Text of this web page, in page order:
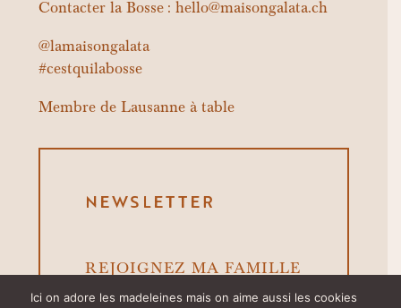
Contacter la Bosse : hello@maisongalata.ch
@lamaisongalata
#cestquilabosse
Membre deLausanne à table
NEWSLETTER
REJOIGNEZ MA FAMILLE
Suivez toutes les actualités
Ici on adore les madeleines mais on aime aussi les cookies